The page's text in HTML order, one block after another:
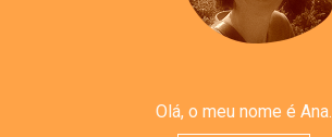
Olá, o meu nome é Ana.